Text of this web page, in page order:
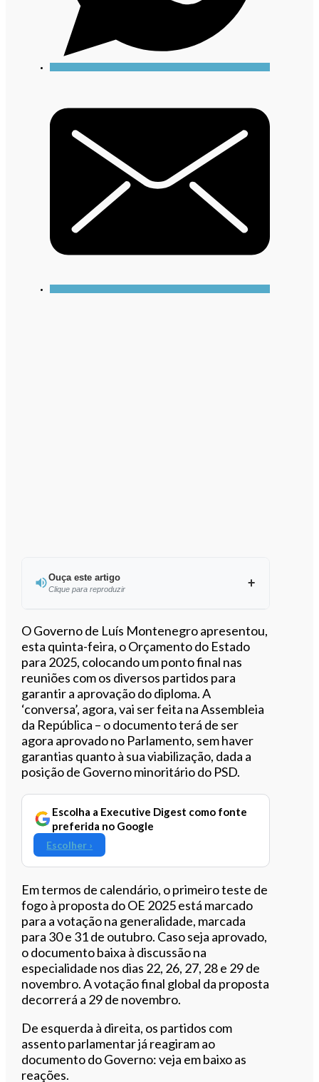
Ouça este artigo
Clique para reproduzir
Ouvir este artigo
O Governo de Luís Montenegro apresentou,
esta quinta-feira, o Orçamento do Estado
para 2025, colocando um ponto final nas
reuniões com os diversos partidos para
garantir a aprovação do diploma. A
‘conversa’, agora, vai ser feita na Assembleia
da República – o documento terá de ser
agora aprovado no Parlamento, sem haver
garantias quanto à sua viabilização, dada a
posição de Governo minoritário do PSD.
Escolha a Executive Digest como fonte
preferida no Google
Escolher ›
Em termos de calendário, o primeiro teste de
fogo à proposta do OE 2025 está marcado
para a votação na generalidade, marcada
para 30 e 31 de outubro. Caso seja aprovado,
o documento baixa à discussão na
especialidade nos dias 22, 26, 27, 28 e 29 de
novembro. A votação final global da proposta
decorrerá a 29 de novembro.
De esquerda à direita, os partidos com
assento parlamentar já reagiram ao
documento do Governo: veja em baixo as
reações.